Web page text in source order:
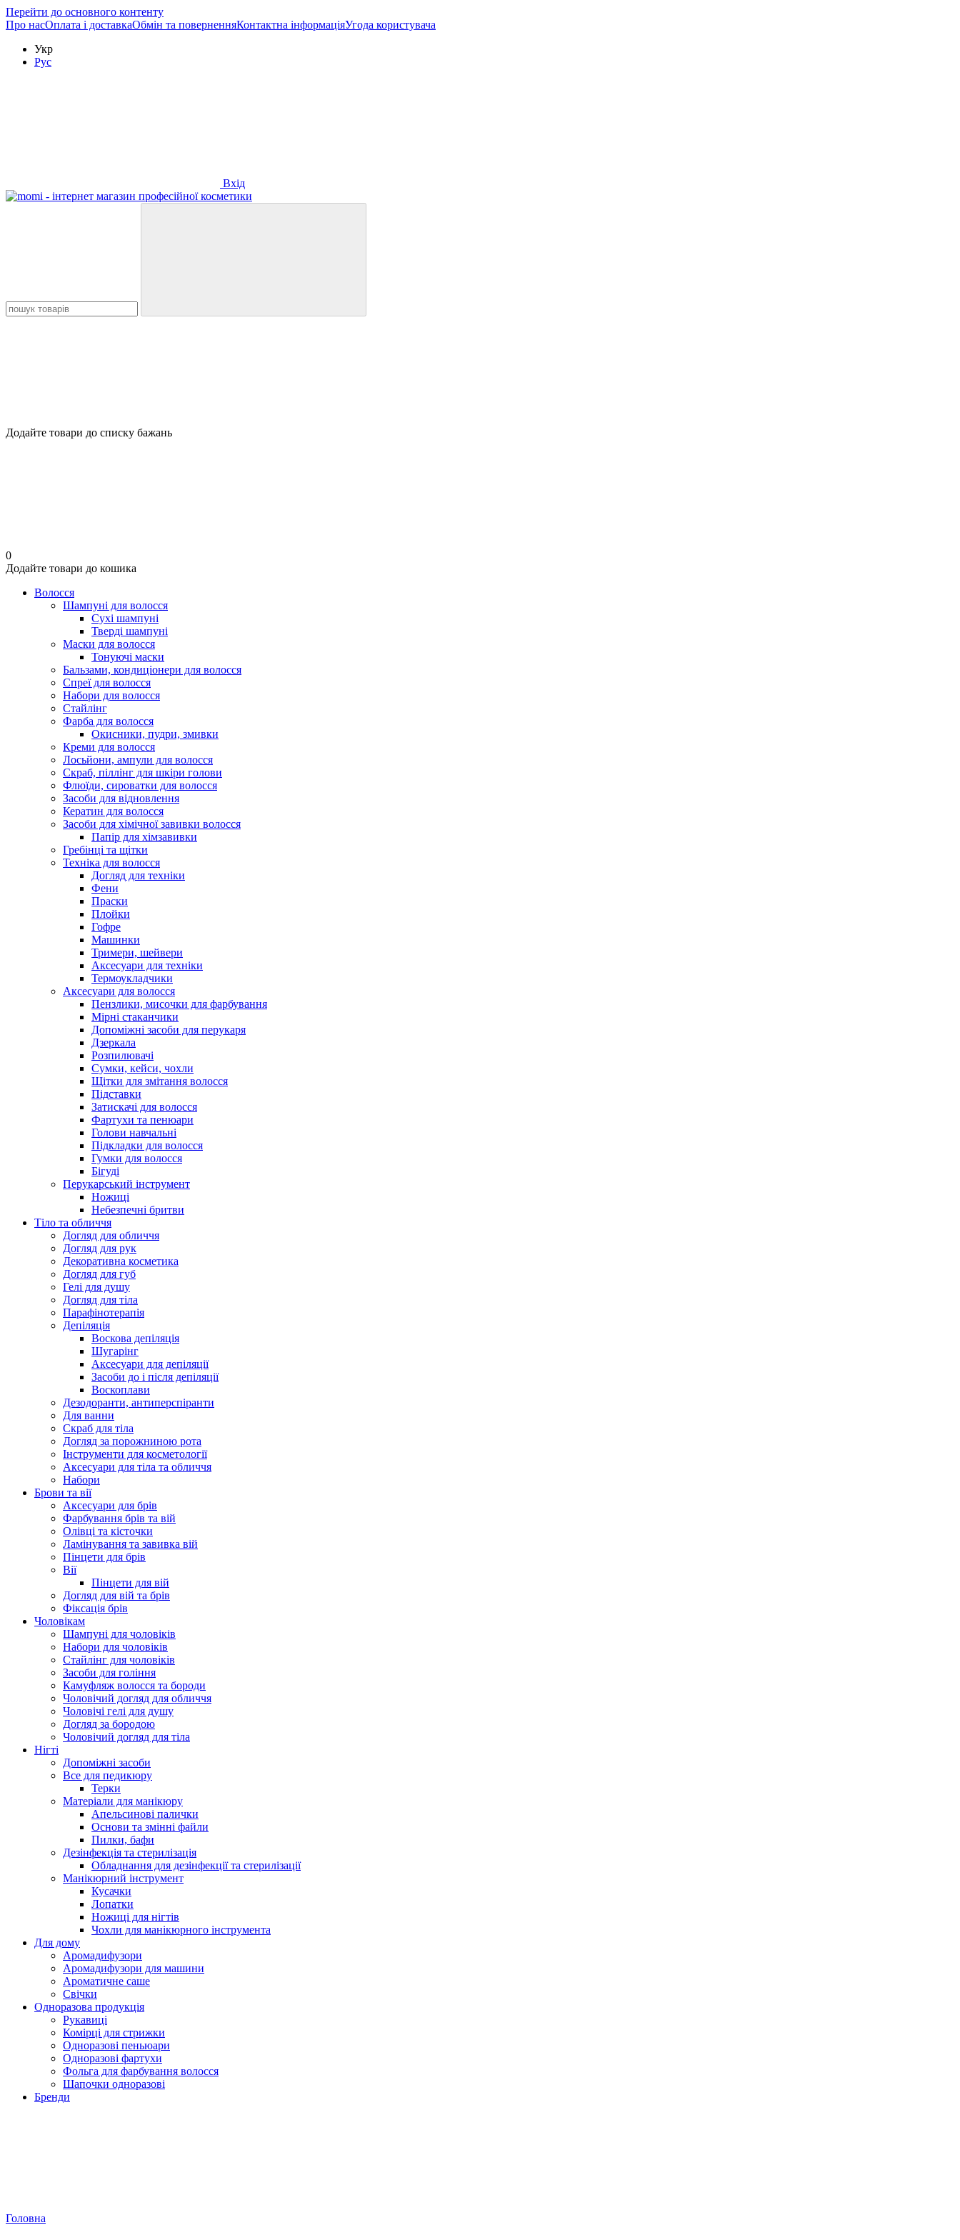
Перейти до основного контенту
Про насОплата і доставкаОбмін та поверненняКонтактна інформаціяУгода користувача
Укр
Рус
Вхід
Додайте товари до списку бажань
0
Додайте товари до кошика
Волосся
Шампуні для волосся
Сухі шампуні
Тверді шампуні
Маски для волосся
Тонуючі маски
Бальзами, кондиціонери для волосся
Спреї для волосся
Набори для волосся
Стайлінг
Фарба для волосся
Окисники, пудри, змивки
Креми для волосся
Лосьйони, ампули для волосся
Скраб, піллінг для шкіри голови
Флюїди, сироватки для волосся
Засоби для відновлення
Кератин для волосся
Засоби для хімічної завивки волосся
Папір для хімзавивки
Гребінці та щітки
Техніка для волосся
Догляд для техніки
Фени
Праски
Плойки
Гофре
Машинки
Тримери, шейвери
Аксесуари для техніки
Термоукладчики
Аксесуари для волосся
Пензлики, мисочки для фарбування
Мірні стаканчики
Допоміжні засоби для перукаря
Дзеркала
Розпилювачі
Сумки, кейси, чохли
Щітки для змітання волосся
Підставки
Затискачі для волосся
Фартухи та пенюари
Голови навчальні
Підкладки для волосся
Гумки для волосся
Бігуді
Перукарський інструмент
Ножиці
Небезпечні бритви
Тіло та обличчя
Догляд для обличчя
Догляд для рук
Декоративна косметика
Догляд для губ
Гелі для душу
Догляд для тіла
Парафінотерапія
Депіляція
Воскова депіляція
Шугарінг
Аксесуари для депіляції
Засоби до і після депіляції
Воскоплави
Дезодоранти, антиперспіранти
Для ванни
Скраб для тіла
Догляд за порожниною рота
Інструменти для косметології
Аксесуари для тіла та обличчя
Набори
Брови та вії
Аксесуари для брів
Фарбування брів та вій
Олівці та кісточки
Ламінування та завивка вій
Пінцети для брів
Вії
Пінцети для вій
Догляд для вій та брів
Фіксація брів
Чоловікам
Шампуні для чоловіків
Набори для чоловіків
Стайлінг для чоловіків
Засоби для гоління
Камуфляж волосся та бороди
Чоловічий догляд для обличчя
Чоловічі гелі для душу
Догляд за бородою
Чоловічий догляд для тіла
Нігті
Допоміжні засоби
Все для педикюру
Терки
Матеріали для манікюру
Апельсинові палички
Основи та змінні файли
Пилки, бафи
Дезінфекція та стерилізація
Обладнання для дезінфекції та стерилізації
Манікюрний інструмент
Кусачки
Лопатки
Ножиці для нігтів
Чохли для манікюрного інструмента
Для дому
Аромадифузори
Аромадифузори для машини
Ароматичне саше
Свічки
Одноразова продукція
Рукавиці
Комірці для стрижки
Одноразові пеньюари
Одноразові фартухи
Фольга для фарбування волосся
Шапочки одноразові
Бренди
Головна